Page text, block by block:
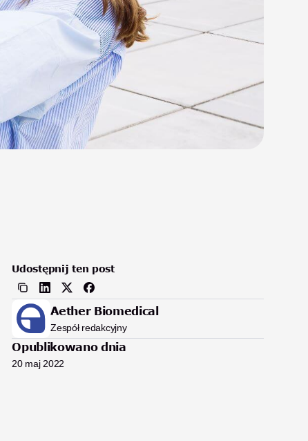
Udostępnij ten post
Aether Biomedical
Zespół redakcyjny
Opublikowano dnia
20 maj 2022